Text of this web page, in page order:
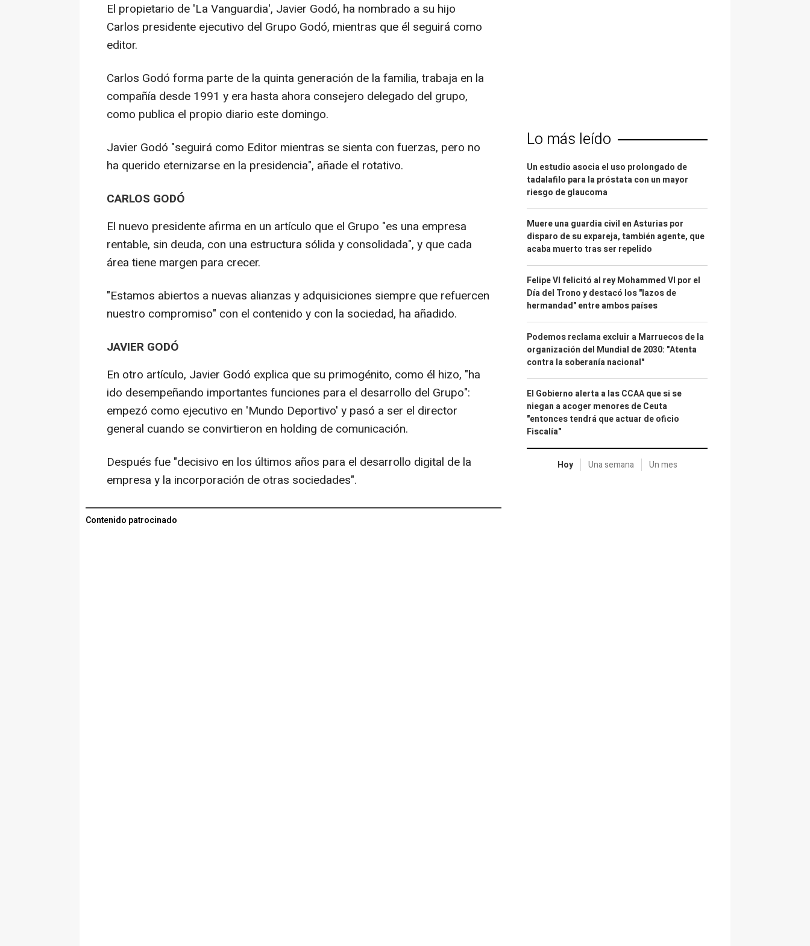
El propietario de 'La Vanguardia', Javier Godó, ha nombrado a su hijo
Carlos presidente ejecutivo del Grupo Godó, mientras que él seguirá como
editor.
Carlos Godó forma parte de la quinta generación de la familia, trabaja en la
compañía desde 1991 y era hasta ahora consejero delegado del grupo,
como publica el propio diario este domingo.
Javier Godó "seguirá como Editor mientras se sienta con fuerzas, pero no
ha querido eternizarse en la presidencia", añade el rotativo.
CARLOS GODÓ
El nuevo presidente afirma en un artículo que el Grupo "es una empresa
rentable, sin deuda, con una estructura sólida y consolidada", y que cada
área tiene margen para crecer.
"Estamos abiertos a nuevas alianzas y adquisiciones siempre que refuercen
nuestro compromiso" con el contenido y con la sociedad, ha añadido.
JAVIER GODÓ
En otro artículo, Javier Godó explica que su primogénito, como él hizo, "ha
ido desempeñando importantes funciones para el desarrollo del Grupo":
empezó como ejecutivo en 'Mundo Deportivo' y pasó a ser el director
general cuando se convirtieron en holding de comunicación.
Después fue "decisivo en los últimos años para el desarrollo digital de la
empresa y la incorporación de otras sociedades".
Contenido patrocinado
Lo más leído
Un estudio asocia el uso prolongado de
tadalafilo para la próstata con un mayor
riesgo de glaucoma
Muere una guardia civil en Asturias por
disparo de su expareja, también agente, que
acaba muerto tras ser repelido
Felipe VI felicitó al rey Mohammed VI por el
Día del Trono y destacó los "lazos de
hermandad" entre ambos países
Podemos reclama excluir a Marruecos de la
organización del Mundial de 2030: "Atenta
contra la soberanía nacional"
El Gobierno alerta a las CCAA que si se
niegan a acoger menores de Ceuta
"entonces tendrá que actuar de oficio
Fiscalía"
Hoy Una semana Un mes